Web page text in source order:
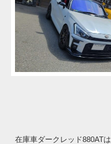
在庫車ダークレッド880ATは